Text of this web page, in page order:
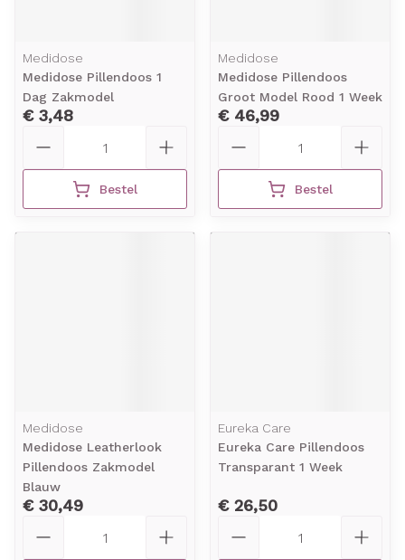
Medidose
Medidose Pillendoos 1
Dag Zakmodel
€ 3,48
Bestel
Medidose
Medidose Pillendoos
Groot Model Rood 1 Week
€ 46,99
Bestel
Medidose
Medidose Leatherlook
Pillendoos Zakmodel
Blauw
€ 30,49
Eureka Care
Eureka Care Pillendoos
Transparant 1 Week
€ 26,50